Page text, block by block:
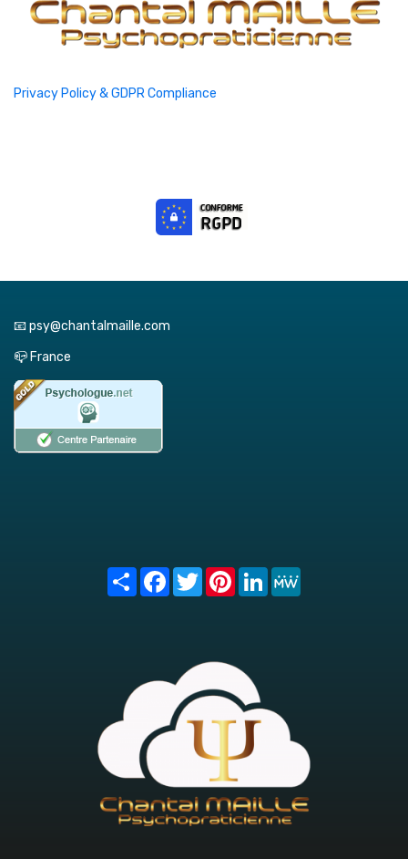
Privacy Policy & GDPR Compliance
📧 psy@chantalmaille.com
📪 France
Share FacebookTwitterPinterest
LinkedIn